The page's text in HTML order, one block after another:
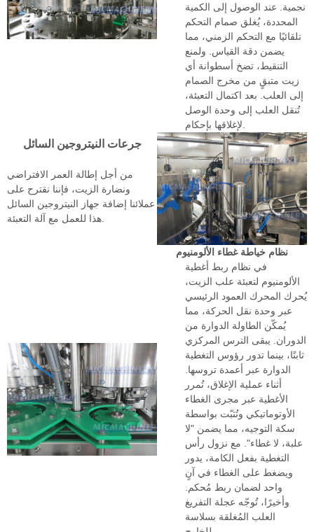
نجمية. عند الوصول إلى الكمية
المحددة، يُغلق صمام التحكم
تلقائيًا مع التحكم الزمني، مما
يضمن دقة القياس. ولمنع
التنقيط، تضخ أسطوانة أي
زيت متبقٍ من مخرج الصمام
إلى العلب. بعد اكتمال التعبئة،
تُنقل العلب إلى وحدة الوصل
جرعات النيتروجين السائل
من أجل إطالة العمر الافتراضي
ونضارة الزيت، فإننا نقترح على
عملائنا إضافة جهاز النيتروجين السائل
نظام خياطة غطاء الألومنيوم
في نظام ربط أغطية
الألومنيوم لتعبئة علب الزيت،
يُحرك المحرك العمود الرئيسي
عبر وحدة نقل الحركة، مما
يُمكّن الطاولة الدوارة من
الدوران. يبقى الترس المركزي
ثابتًا، بينما تدور رؤوس التغطية
الدوارة عبر أعمدة تروسها.
أثناء عملية الإغلاق، تُمرر
الأغطية عبر مجرى الغطاء
الأوتوماتيكي وتُثبّت بواسطة
سكة التوجيه، مما يضمن "لا
علبة، لا غطاء". مع نزول رأس
التغطية بفعل الكامة، يدور
ويضغط على الغطاء في آنٍ
واحد لضمان ربط مُحكم.
وأخيرًا، تُوجّه عجلة التفريغ
العلب المُغلقة بسلاسة